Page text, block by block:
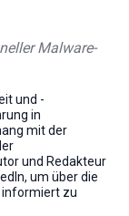
Malware-
und -
in
mit der
und Redakteur
um über die
informiert zu